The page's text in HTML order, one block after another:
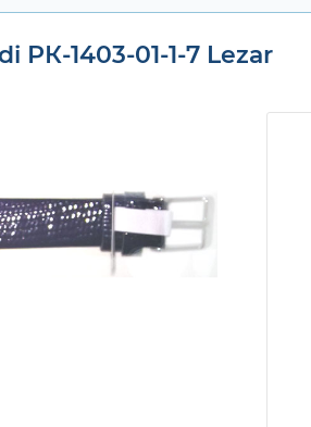
РК-1403-01-1-7 Lezar